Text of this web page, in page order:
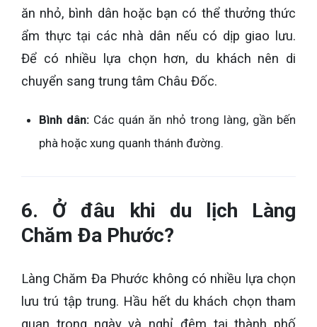
ăn nhỏ, bình dân hoặc bạn có thể thưởng thức
ẩm thực tại các nhà dân nếu có dịp giao lưu.
Để có nhiều lựa chọn hơn, du khách nên di
chuyển sang trung tâm Châu Đốc.
Bình dân: Các quán ăn nhỏ trong làng, gần bến
phà hoặc xung quanh thánh đường.
6. Ở đâu khi du lịch Làng
Chăm Đa Phước?
Làng Chăm Đa Phước không có nhiều lựa chọn
lưu trú tập trung. Hầu hết du khách chọn tham